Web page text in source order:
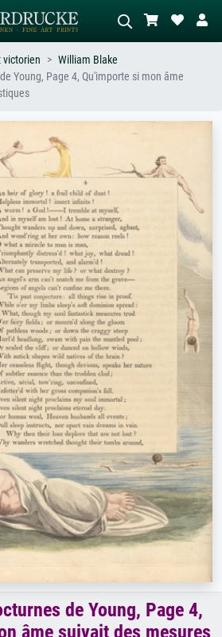
abstrait avec beaucoup de rouge,
tableau sombre, nu debout près d'un
arbre.
victorien
William Blake
Young, Page 4, Qu'importe si mon âme
de Young, Page 4,
âme suivait des mesures